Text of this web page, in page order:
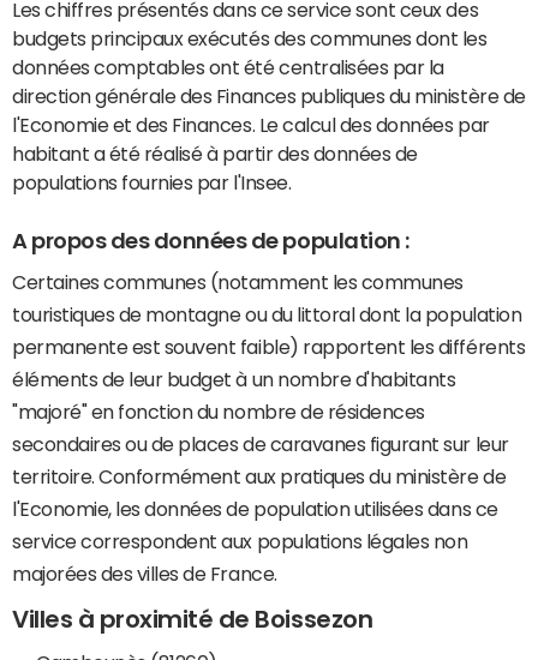
Les chiffres présentés dans ce service sont ceux des
budgets principaux exécutés des communes dont les
données comptables ont été centralisées par la
direction générale des Finances publiques du ministère de
l'Economie et des Finances. Le calcul des données par
habitant a été réalisé à partir des données de
populations fournies par l'Insee.
A propos des données de population :
Certaines communes (notamment les communes
touristiques de montagne ou du littoral dont la population
permanente est souvent faible) rapportent les différents
éléments de leur budget à un nombre d'habitants
"majoré" en fonction du nombre de résidences
secondaires ou de places de caravanes figurant sur leur
territoire. Conformément aux pratiques du ministère de
l'Economie, les données de population utilisées dans ce
service correspondent aux populations légales non
majorées des villes de France.
Villes à proximité de Boissezon